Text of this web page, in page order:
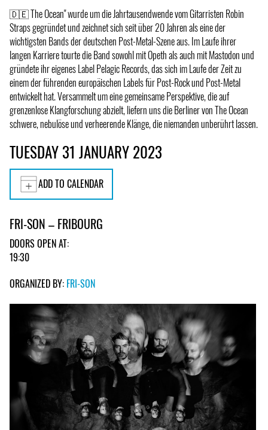
🇩🇪 The Ocean" wurde um die Jahrtausendwende vom Gitarristen Robin
Straps gegründet und zeichnet sich seit über 20 Jahren als eine der
wichtigsten Bands der deutschen Post-Metal-Szene aus. Im Laufe ihrer
langen Karriere tourte die Band sowohl mit Opeth als auch mit Mastodon und
gründete ihr eigenes Label Pelagic Records, das sich im Laufe der Zeit zu
einem der führenden europäischen Labels für Post-Rock und Post-Metal
entwickelt hat. Versammelt um eine gemeinsame Perspektive, die auf
grenzenlose Klangforschung abzielt, liefern uns die Berliner von The Ocean
schwere, nebulöse und verheerende Klänge, die niemanden unberührt lassen.
TUESDAY 31 JANUARY 2023
ADD TO CALENDAR
FRI-SON – FRIBOURG
DOORS OPEN AT:
19:30
ORGANIZED BY: FRI-SON